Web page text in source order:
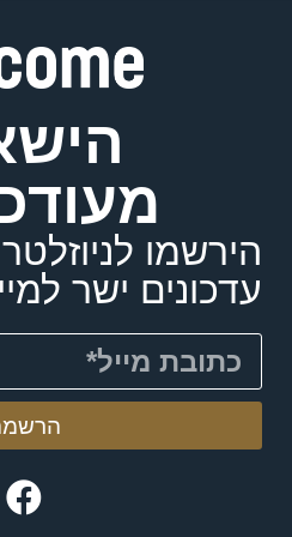
הירשמו
עדכונים ישר